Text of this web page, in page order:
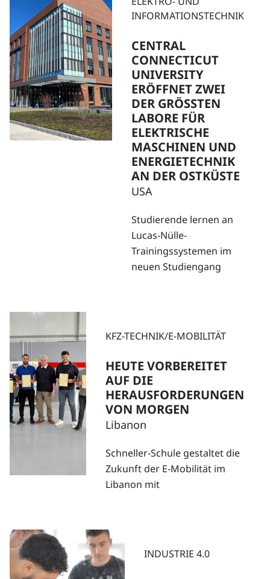
INFORMATIONSTECHNIK
CENTRAL
CONNECTICUT
UNIVERSITY
ERÖFFNET ZWEI
DER GRÖSSTEN
LABORE FÜR
ELEKTRISCHE
MASCHINEN UND
ENERGIETECHNIK
AN DER OSTKÜSTE
USA
Studierende lernen an
Lucas-Nülle-
Trainingssystemen im
neuen Studiengang
KFZ-TECHNIK/E-MOBILITÄT
HEUTE VORBEREITET
AUF DIE
HERAUSFORDERUNGEN
VON MORGEN
Libanon
Schneller-Schule gestaltet die
Zukunft der E-Mobilität im
Libanon mit
INDUSTRIE 4.0